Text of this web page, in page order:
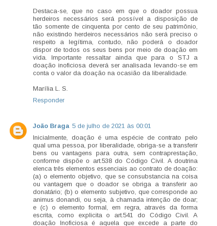
Destaca-se, que no caso em que o doador possua
herdeiros necessários será possível a disposição de
tão somente de cinquenta por cento de seu patrimônio,
não existindo herdeiros necessários não será preciso o
respeito a legítima, contudo, não poderá o doador
dispor de todos os seus bens por meio de doação em
vida. Importante ressaltar ainda que para o STJ a
doação inoficiosa deverá ser analisada levando-se em
conta o valor da doação na ocasião da liberalidade.
Marília L. S.
Responder
João Braga 5 de julho de 2021 às 00:01
Inicialmente, doação é uma espécie de contrato pelo
qual uma pessoa, por liberalidade, obriga-se a transferir
bens ou vantagens para outra, sem contraprestação,
conforme dispõe o art.538 do Código Civil. A doutrina
elenca três elementos essenciais ao contrato de doação:
(a) o elemento objetivo, que se consubstancia na coisa
ou vantagem que o doador se obriga a transferir ao
donatário; (b) o elemento subjetivo, que corresponde ao
animus donandi, ou seja, à chamada intenção de doar;
e (c) o elemento formal, em regra, através da forma
escrita, como explicita o art.541 do Código Civil. A
doação Inoficiosa é aquela que excede a parte do